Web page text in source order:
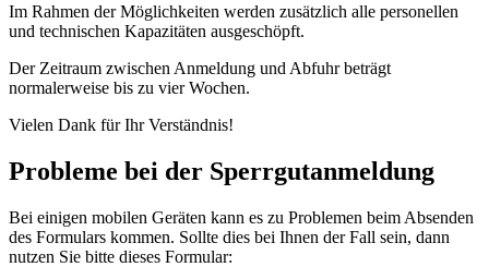
Im Rahmen der Möglichkeiten werden zusätzlich alle personellen
und technischen Kapazitäten ausgeschöpft.
Der Zeitraum zwischen Anmeldung und Abfuhr beträgt
normalerweise bis zu vier Wochen.
Vielen Dank für Ihr Verständnis!
Probleme bei der Sperrgutanmeldung
Bei einigen mobilen Geräten kann es zu Problemen beim Absenden
des Formulars kommen. Sollte dies bei Ihnen der Fall sein, dann
nutzen Sie bitte dieses Formular: